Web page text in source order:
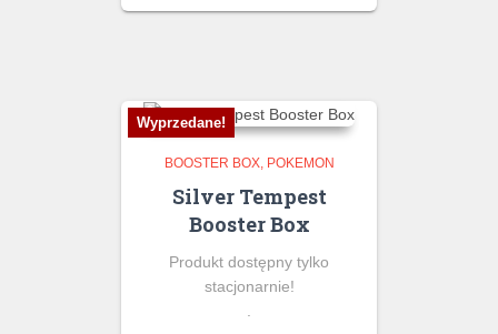
Wyprzedane!
BOOSTER BOX POKEMON
Silver Tempest
Booster Box
Produkt dostępny tylko
stacjonarnie!